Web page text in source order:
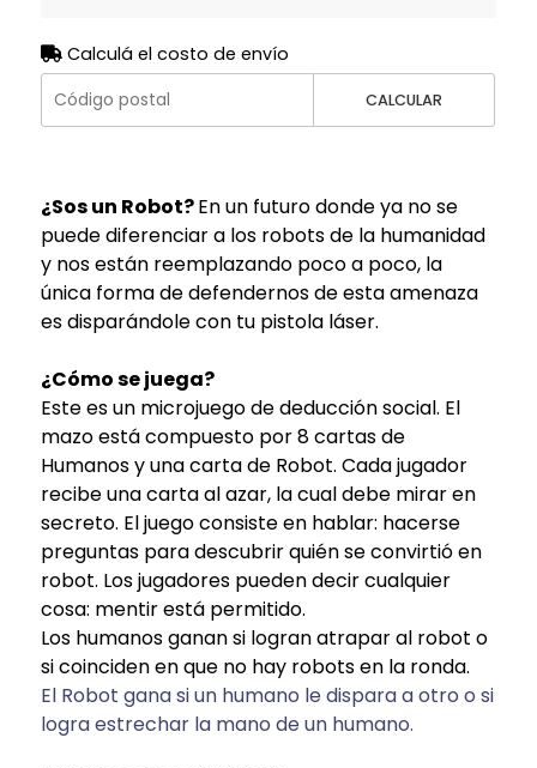
Calculá el costo de envío
CALCULAR
¿Sos un Robot?En un futuro donde ya no se
puede diferenciar a los robots de la humanidad
y nos están reemplazando poco a poco, la
única forma de defendernos de esta amenaza
es disparándole con tu pistola láser.
¿Cómo se juega?
Este es un microjuego de deducción social. El
mazo está compuesto por 8 cartas de
Humanos y una carta de Robot. Cada jugador
recibe una carta al azar, la cual debe mirar en
secreto. El juego consiste en hablar: hacerse
preguntas para descubrir quién se convirtió en
robot. Los jugadores pueden decir cualquier
cosa: mentir está permitido.
Los humanos ganan si logran atrapar al robot o
si coinciden en que no hay robots en la ronda.
El Robot gana si un humano le dispara a otro o si
logra estrechar la mano de un humano.